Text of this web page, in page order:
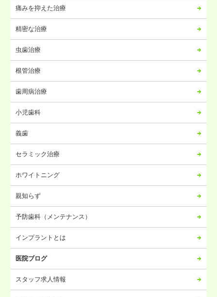
2024年06月
2024年05月
2024年04月
2024年03月
2024年02月
2024年01月
2023年12月
2023年11月
2023年10月
2023年09月
2023年08月
2023年07月
2023年06月
2023年05月
2023年04月
2023年03月
2023年02月
2023年01月
2022年11月
痛みを抑えた治療
精密な治療
虫歯治療
根管治療
歯周病治療
小児歯科
義歯
セラミック治療
ホワイトニング
親知らず
予防歯科（メンテナンス）
インプラントとは
医院ブログ
スタッフ求人情報